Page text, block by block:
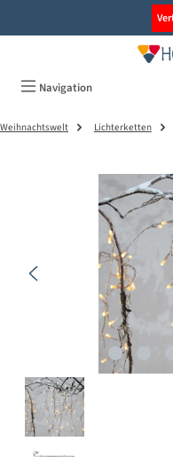
Navigation
Weihnachtswelt Lichterketten
Bildergalerie überspringen